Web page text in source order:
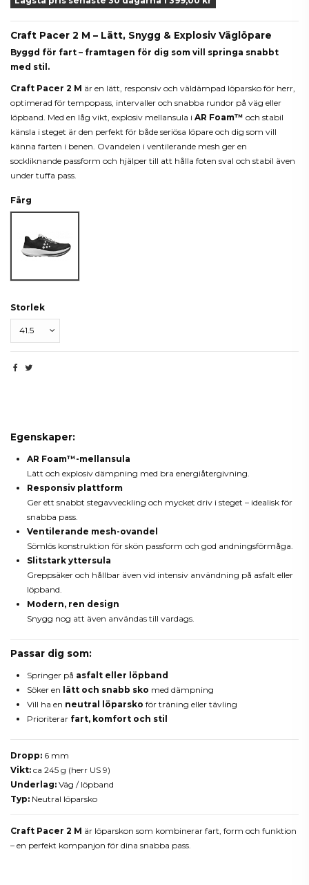
Craft Pacer 2 M – Lätt, Snygg & Explosiv Väglöpare
Byggd för fart – framtagen för dig som vill springa snabbt
med stil.
Craft Pacer 2 M är en lätt, responsiv och väldämpad löparsko för herr,
optimerad för tempopass, intervaller och snabba rundor på väg eller
löpband. Med en låg vikt, explosiv mellansula i AR Foam™ och stabil
känsla i steget är den perfekt för både seriösa löpare och dig som vill
känna farten i benen. Ovandelen i ventilerande mesh ger en
sockliknande passform och hjälper till att hålla foten sval och stabil även
under tuffa pass.
Färg
Storlek
Egenskaper:
AR Foam™-mellansula
Lätt och explosiv dämpning med bra energiåtergivning.
Responsiv plattform
Ger ett snabbt stegavveckling och mycket driv i steget – idealisk för
snabba pass.
Ventilerande mesh-ovandel
Sömlös konstruktion för skön passform och god andningsförmåga.
Slitstark yttersula
Greppsäker och hållbar även vid intensiv användning på asfalt eller
löpband.
Modern, ren design
Snygg nog att även användas till vardags.
Passar dig som:
Springer på asfalt eller löpband
Söker en lätt och snabb sko med dämpning
Vill ha en neutral löparsko för träning eller tävling
Prioriterar fart, komfort och stil
Dropp: 6 mm
Vikt: ca 245 g (herr US 9)
Underlag: Väg / löpband
Typ: Neutral löparsko
Craft Pacer 2 M är löparskon som kombinerar fart, form och funktion
– en perfekt kompanjon för dina snabba pass.